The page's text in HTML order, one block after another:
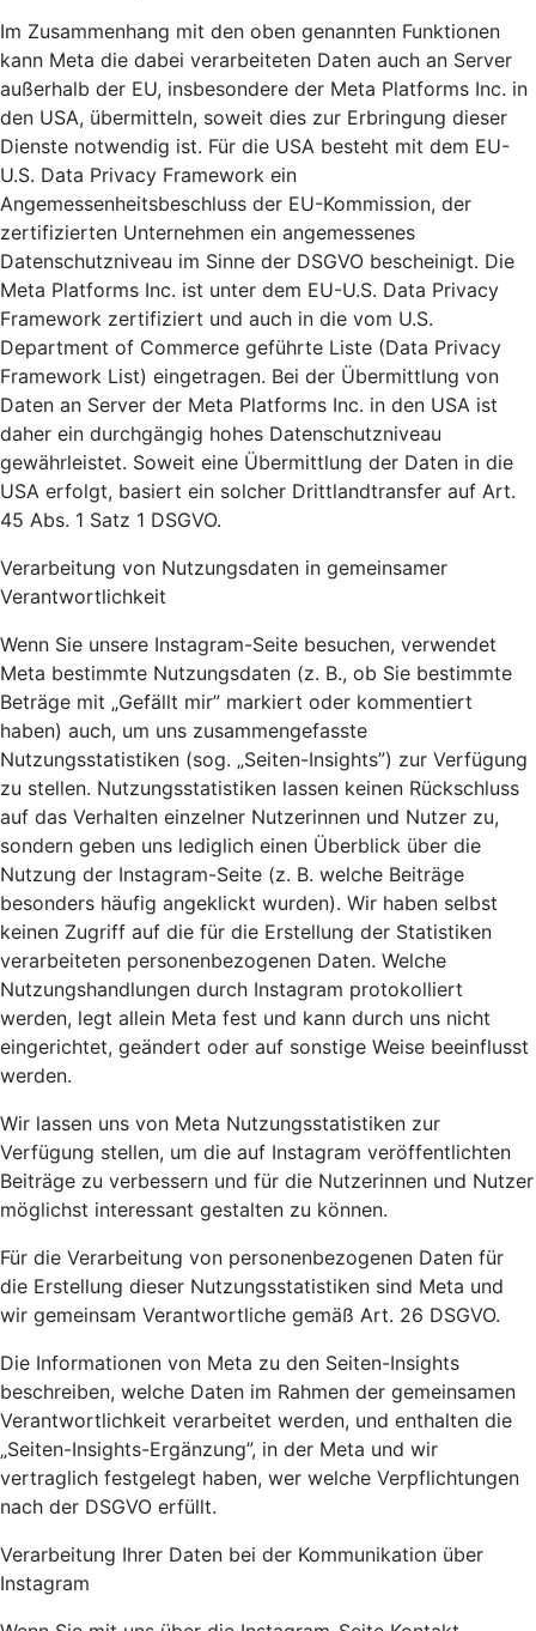
Im Zusammenhang mit den oben genannten Funktionen
kann Meta die dabei verarbeiteten Daten auch an Server
außerhalb der EU, insbesondere der Meta Platforms Inc. in
den USA, übermitteln, soweit dies zur Erbringung dieser
Dienste notwendig ist. Für die USA besteht mit dem EU-
U.S. Data Privacy Framework ein
Angemessenheitsbeschluss der EU-Kommission, der
zertifizierten Unternehmen ein angemessenes
Datenschutzniveau im Sinne der DSGVO bescheinigt. Die
Meta Platforms Inc. ist unter dem EU-U.S. Data Privacy
Framework zertifiziert und auch in die vom U.S.
Department of Commerce geführte Liste (Data Privacy
Framework List) eingetragen. Bei der Übermittlung von
Daten an Server der Meta Platforms Inc. in den USA ist
daher ein durchgängig hohes Datenschutzniveau
gewährleistet. Soweit eine Übermittlung der Daten in die
USA erfolgt, basiert ein solcher Drittlandtransfer auf Art.
45 Abs. 1 Satz 1 DSGVO.
Verarbeitung von Nutzungsdaten in gemeinsamer
Verantwortlichkeit
Wenn Sie unsere Instagram-Seite besuchen, verwendet
Meta bestimmte Nutzungsdaten (z. B., ob Sie bestimmte
Beträge mit „Gefällt mir” markiert oder kommentiert
haben) auch, um uns zusammengefasste
Nutzungsstatistiken (sog. „Seiten-Insights”) zur Verfügung
zu stellen. Nutzungsstatistiken lassen keinen Rückschluss
auf das Verhalten einzelner Nutzerinnen und Nutzer zu,
sondern geben uns lediglich einen Überblick über die
Nutzung der Instagram-Seite (z. B. welche Beiträge
besonders häufig angeklickt wurden). Wir haben selbst
keinen Zugriff auf die für die Erstellung der Statistiken
verarbeiteten personenbezogenen Daten. Welche
Nutzungshandlungen durch Instagram protokolliert
werden, legt allein Meta fest und kann durch uns nicht
eingerichtet, geändert oder auf sonstige Weise beeinflusst
werden.
Wir lassen uns von Meta Nutzungsstatistiken zur
Verfügung stellen, um die auf Instagram veröffentlichten
Beiträge zu verbessern und für die Nutzerinnen und Nutzer
möglichst interessant gestalten zu können.
Für die Verarbeitung von personenbezogenen Daten für
die Erstellung dieser Nutzungsstatistiken sind Meta und
wir gemeinsam Verantwortliche gemäß Art. 26 DSGVO.
Die Informationen von Meta zu den Seiten-Insights
beschreiben, welche Daten im Rahmen der gemeinsamen
Verantwortlichkeit verarbeitet werden, und enthalten die
„Seiten-Insights-Ergänzung”, in der Meta und wir
vertraglich festgelegt haben, wer welche Verpflichtungen
nach der DSGVO erfüllt.
Verarbeitung Ihrer Daten bei der Kommunikation über
Instagram